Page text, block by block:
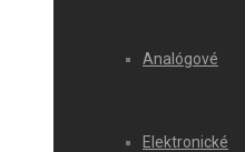
Analógové
Elektronické